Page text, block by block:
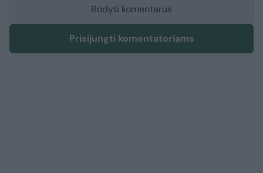
Rodyti komentarus
Prisijungti komentatoriams